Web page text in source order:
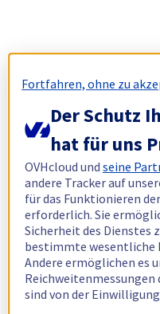
Fortfahren, ohne zu
Der Schutz
hat für uns
OVHcloud undseine
andere Tracker auf
für das Funktionieren
erforderlich. Sie
Sicherheit des Dienstes
bestimmte wesentliche
Andere ermöglichen es
Reichweitenmessungen
sind von der